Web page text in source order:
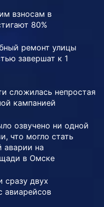
взносам в
80%
ремонт улицы
завершат к 1
сложилась непростая
кампанией
озвучено ни одной
что могло стать
аварии на
в Омске
сразу двух
авиарейсов